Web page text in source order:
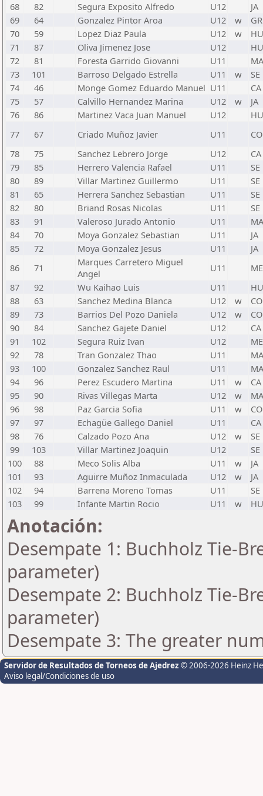
68
82 Segura Exposito Alfredo U12
JA
69
64 Gonzalez Pintor Aroa U12 w
GR
70
59 Lopez Diaz Paula U12 w
HU
71
87 Oliva Jimenez Jose U12
HU
72
81 Foresta Garrido Giovanni U11
MA
73
101 Barroso Delgado Estrella U11 w
SE
74
46 Monge Gomez Eduardo Manuel U11
CA
75
57 Calvillo Hernandez Marina U12 w
JA
76
86 Martinez Vaca Juan Manuel U12
HU
77
67 Criado Muñoz Javier U11
CO
78
75 Sanchez Lebrero Jorge U12
CA
79
85 Herrero Valencia Rafael U11
SE
80
89 Villar Martinez Guillermo U11
SE
81
65 Herrera Sanchez Sebastian U11
SE
82
80 Briand Rosas Nicolas U11
SE
83
91 Valeroso Jurado Antonio U11
MA
84
70 Moya Gonzalez Sebastian U11
JA
85
72 Moya Gonzalez Jesus U11
JA
86
71
Marques Carretero Miguel
Angel
U11
ME
87
92 Wu Kaihao Luis U11
HU
88
63 Sanchez Medina Blanca U12 w
CO
89
73 Barrios Del Pozo Daniela U12 w
CO
90
84 Sanchez Gajete Daniel U12
CA
91
102 Segura Ruiz Ivan U12
ME
92
78 Tran Gonzalez Thao U11
MA
93
100 Gonzalez Sanchez Raul U11
MA
94
96 Perez Escudero Martina U11 w
CA
95
90 Rivas Villegas Marta U12 w
MA
96
98 Paz Garcia Sofia U11 w
CO
97
97 Echagüe Gallego Daniel U11
CA
98
76 Calzado Pozo Ana U12 w
SE
99
103 Villar Martinez Joaquin U12
SE
100
88 Meco Solis Alba U11 w
JA
101
93 Aguirre Muñoz Inmaculada U12 w
JA
102
94 Barrena Moreno Tomas U11
SE
103
99 Infante Martin Rocio U11 w HU
Anotación:
Desempate 1: Buchholz Tie-
parameter)
Desempate 2: Buchholz Tie-
parameter)
Desempate 3: The greater
Servidor de Resultados de Torneos de Ajedrez © 2006-2026 Heinz
Aviso legal/Condiciones de uso